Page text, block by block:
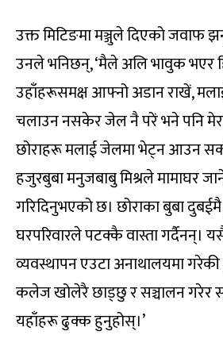
उक्त मिटिङमा मञ्जुले दिएको जवाफ
उनले भनिछन्, ‘मैले अलि भावुक भएर
उहाँहरूसमक्ष आफ्नो अडान राखें,
चलाउन नसकेर जेल नै परें भने पनि
छोराहरू मलाई जेलमा भेट्न आउन
हजुरबुबा मनुजबाबु मिश्रले मामाघर
गरिदिनुभएको छ। छोराका बुबा
घरपरिवारले पटक्कै वास्ता
व्यवस्थापन एउटा अनाथालयमा
कलेज खोलेरै छाड्छु र सञ्चालन
यहाँहरू ढुक्क हुनुहोस्।’